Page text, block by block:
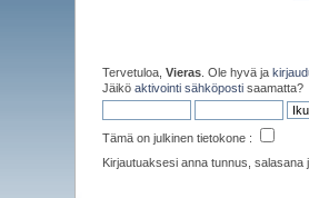
Tervetuloa,Vieras . Ole hyvä ja
Jäiköaktivointi sähköposti saamatta?
Tämä on julkinen tietokone :
Kirjautuaksesi anna tunnus, salasana